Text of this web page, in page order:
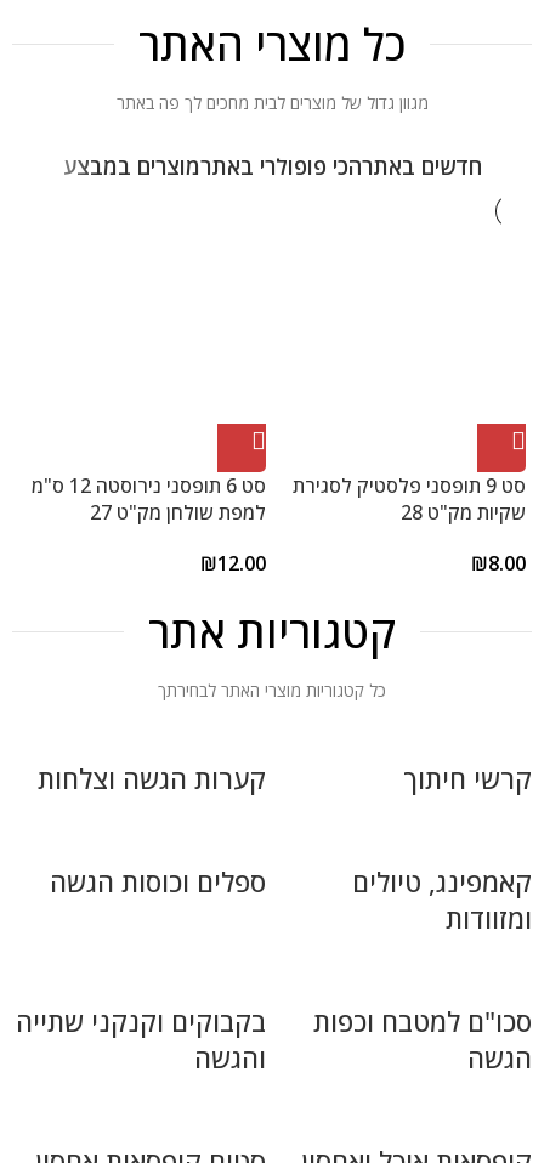
כל מוצרי האתר
מגוון גדול של מוצרים לבית מחכים לך פה באתר
חדשים באתרהכי פופולרי באתרמוצרים במבצע
סט 9 תופסני פלסטיק לסגירת
שקיות מק"ט 28
₪8.00
סט 6 תופסני נירוסטה 12 ס"מ
למפת שולחן מק"ט 27
₪12.00
קטגוריות אתר
כל קטגוריות מוצרי האתר לבחירתך
קרשי חיתוך קערות הגשה וצלחות
קאמפינג, טיולים
ומזוודות
ספלים וכוסות הגשה
סכו"ם למטבח וכפות
הגשה
בקבוקים וקנקני שתייה
והגשה